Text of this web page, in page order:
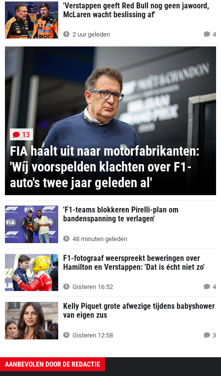
'Verstappen geeft Red Bull nog geen jawoord,
McLaren wacht beslissing af'
2 uur geleden 4
FIA haalt uit naar motorfabrikanten:
'Wíj voorspelden klachten over F1-
auto's twee jaar geleden al'
13
'F1-teams blokkeren Pirelli-plan om
bandenspanning te verlagen'
48 minuten geleden
F1-fotograaf weerspreekt beweringen over
Hamilton en Verstappen: 'Dat is écht niet zo'
Gisteren 16:52 4
Kelly Piquet grote afwezige tijdens babyshower
van eigen zus
Gisteren 12:58 3
AANBEVOLEN DOOR DE REDACTIE